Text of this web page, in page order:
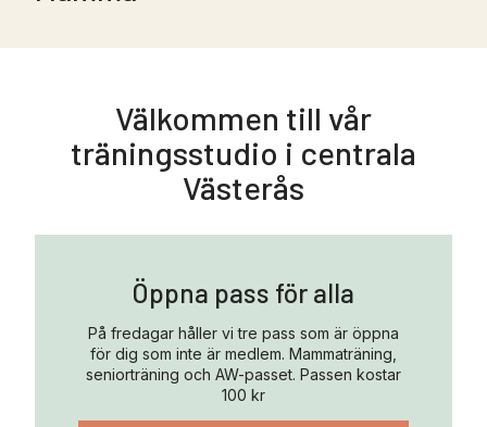
Välkommen till vår
träningsstudio i centrala
Västerås
Öppna pass för alla
På fredagar håller vi tre pass som är öppna
för dig som inte är medlem. Mammaträning,
seniorträning och AW-passet. Passen kostar
100 kr